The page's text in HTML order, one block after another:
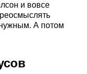
и вовсе
нужным. А потом